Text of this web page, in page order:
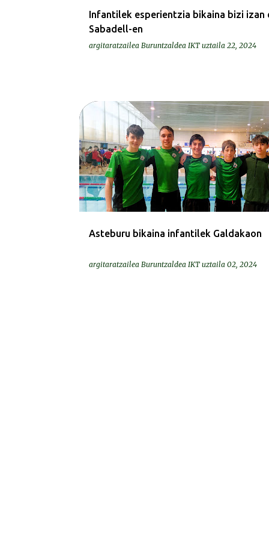
Infantilek esperientzia bikaina bizi izan
Sabadell-en
argitaratzailea Buruntzaldea IKT uztaila 22, 2024
Asteburu bikaina infantilek Galdakaon
argitaratzailea Buruntzaldea IKT uztaila 02, 2024
KRONIKAK-CRÓNICAS